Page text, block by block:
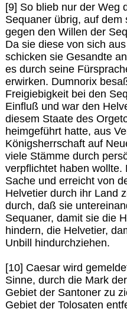
[9] So blieb nur der Weg
Sequaner übrig, auf
gegen den Willen der
Da sie diese von sich
schicken sie Gesandte
es durch seine
erwirken. Dumnorix
Freigiebigkeit bei den
Einfluß und war den
diesem Staate des
heimgeführt hatte, aus
Königsherrschaft auf
viele Stämme durch
verpflichtet haben wollte.
Sache und erreicht von
Helvetier durch ihr Land
durch, daß sie
Sequaner, damit sie die
hindern, die Helvetier,
Unbill hindurchziehen.
[10] Caesar wird
Sinne, durch die Mark
Gebiet der Santoner zu
Gebiet der Tolosaten